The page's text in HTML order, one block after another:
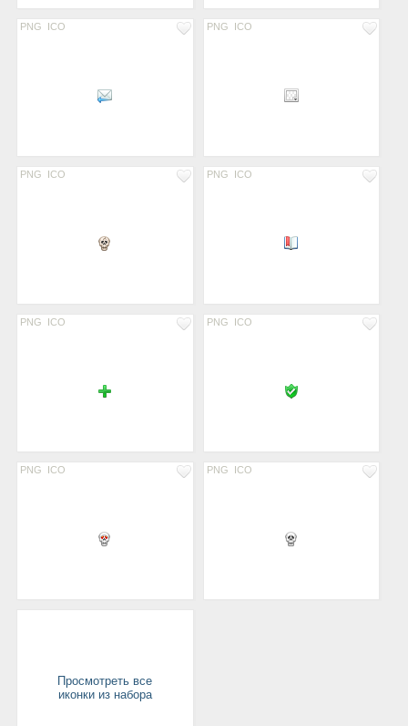
PNG ICO PNG ICO
PNG ICO PNG ICO
PNG ICO PNG ICO
PNG ICO PNG ICO
Просмотреть все
иконки из набора